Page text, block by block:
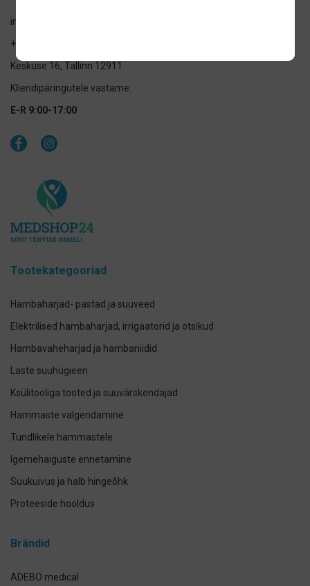
info@medshop24.ee
+372 520 9083
Keskuse 16, Tallinn 12911
Kliendipäringutele vastame:
E-R 9:00-17:00
Tootekategooriad
Hambaharjad- pastad ja suuveed
Elektrilised hambaharjad, irrigaatorid ja otsikud
Hambavaheharjad ja hambaniidid
Laste suuhügieen
Ksülitooliga tooted ja suuvärskendajad
Hammaste valgendamine
Tundlikele hammastele
Igemehaiguste ennetamine
Suukuivus ja halb hingeõhk
Proteeside hooldus
Implantaadi hooldus
Brändid
ADEBO medical